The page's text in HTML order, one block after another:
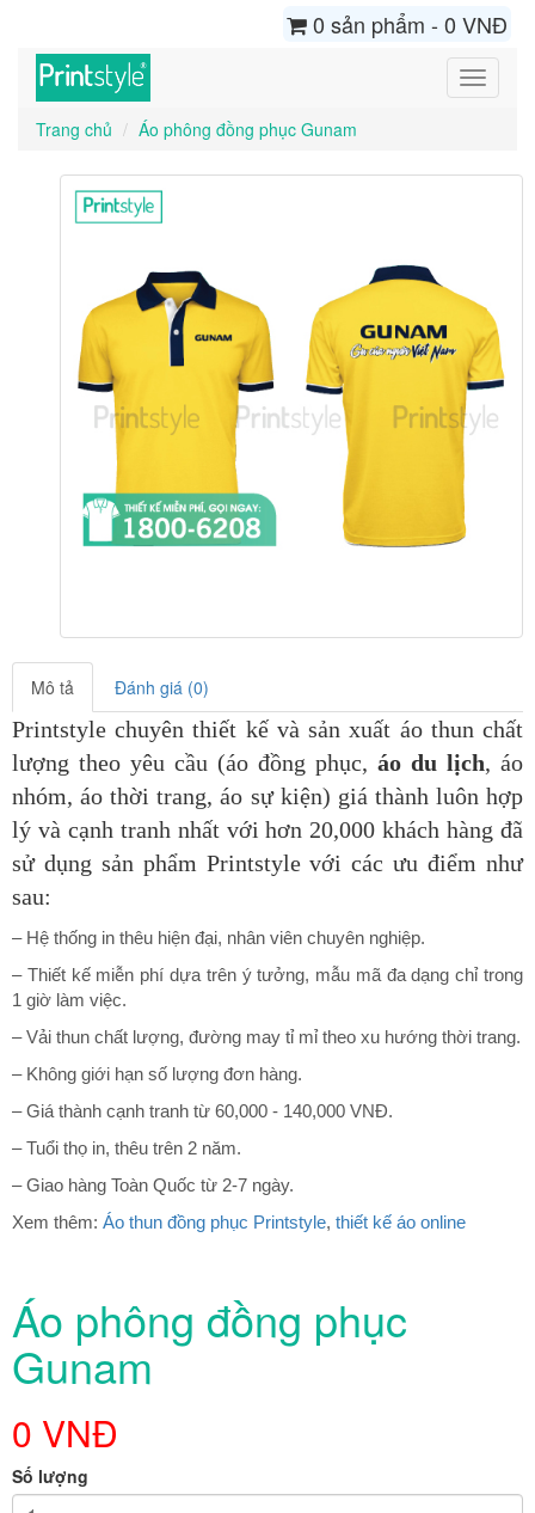
0 sản phẩm - 0 VNĐ
Toggle
Trang chủ
Áo phông đồng phục Gunam
Mô tả Đánh giá (0)
Printstyle chuyên thiết kế và sản xuất áo thun chất
lượng theo yêu cầu (áo đồng phục, áo du lịch, áo
nhóm, áo thời trang, áo sự kiện) giá thành luôn hợp
lý và cạnh tranh nhất với hơn 20,000 khách hàng đã
sử dụng sản phẩm Printstylevới các ưu điểm như
sau:
– Hệ thống in thêu hiện đại, nhân viên chuyên nghiệp.
– Thiết kế miễn phí dựa trên ý tưởng, mẫu mã đa dạng chỉ trong
1 giờ làm việc.
– Vải thun chất lượng, đường may tỉ mỉ theo xu hướng thời trang.
– Không giới hạn số lượng đơn hàng.
– Giá thành cạnh tranh từ 60,000 - 140,000 VNĐ.
– Tuổi thọ in, thêu trên 2 năm.
– Giao hàng Toàn Quốc từ 2-7 ngày.
Xem thêm: Áo thun đồng phục Printstyle, thiết kế áo online
Áo phông đồng phục
Gunam
0 VNĐ
Số lượng